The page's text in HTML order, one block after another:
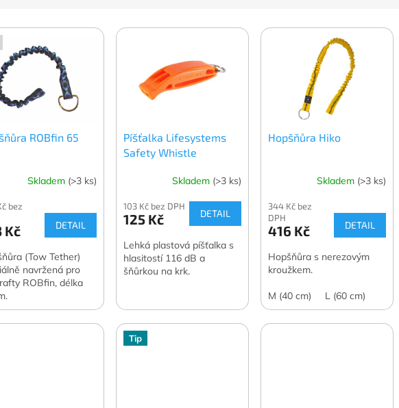
ROBfin 65
Skladem (>3 ks)
bez
Kč DETAIL
(Tow Tether)
navržená pro
ROBfin, délka
Píšťalka Lifesystems
Safety Whistle
Skladem (>3 ks)
103 Kč bez DPH
125 Kč DETAIL
Lehká plastová píšťalka s
hlasitostí 116 dB a
šňůrkou na krk.
Hopšňůra Hiko
Skladem (>3 ks)
344 Kč bez
DPH
416 Kč DETAIL
Hopšňůra s nerezovým
kroužkem.
M (40 cm) L (60 cm)
Tip